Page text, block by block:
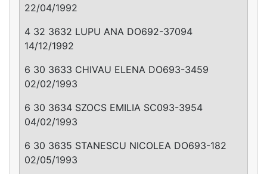
22/04/1992
4 32 3632 LUPU ANA DO692-37094
14/12/1992
6 30 3633 CHIVAU ELENA DO693-3459
02/02/1993
6 30 3634 SZOCS EMILIA SC093-3954
04/02/1993
6 30 3635 STANESCU NICOLEA DO693-182
02/05/1993